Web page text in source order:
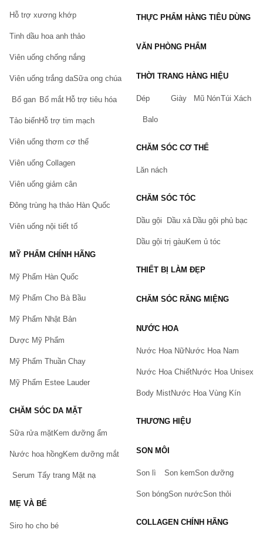
Bạn gặp vấn đề về sản phẩm hay mua hàng?
Hãy báo lỗi cho chúng tôi. Hoặc gọi cho chúng tôi qua số
Hỗ trợ xương khớp
Tinh dầu hoa anh thảo
Viên uống chống nắng
Viên uống trắng daSữa ong chúa
Bổ gan Bổ mắt Hỗ trợ tiêu hóa
Tảo biểnHỗ trợ tim mạch
Viên uống thơm cơ thể
Viên uống Collagen
Viên uống giảm cân
Đông trùng hạ thảo Hàn Quốc
Viên uống nội tiết tố
MỸ PHẨM CHÍNH HÃNG
Mỹ Phẩm Hàn Quốc
Mỹ Phẩm Cho Bà Bầu
Mỹ Phẩm Nhật Bản
Dược Mỹ Phẩm
Mỹ Phẩm Thuần Chay
Mỹ Phẩm Estee Lauder
CHĂM SÓC DA MẶT
Sữa rửa mặtKem dưỡng ẩm
Nước hoa hồngKem dưỡng mắt
Serum Tẩy trang Mặt nạ
MẸ VÀ BÉ
Siro ho cho bé
THỰC PHẨM HÀNG TIÊU DÙNG
VĂN PHÒNG PHẨM
THỜI TRANG HÀNG HIỆU
Dép Giày Mũ NónTúi Xách
Balo
CHĂM SÓC CƠ THỂ
Lăn nách
CHĂM SÓC TÓC
Dầu gội Dầu xả Dầu gội phủ bạc
Dầu gội trị gàuKem ủ tóc
THIẾT BỊ LÀM ĐẸP
CHĂM SÓC RĂNG MIỆNG
NƯỚC HOA
Nước Hoa NữNước Hoa Nam
Nước Hoa ChiếtNước Hoa Unisex
Body MistNước Hoa Vùng Kín
THƯƠNG HIỆU
SON MÔI
Son lì Son kemSon dưỡng
Son bóngSon nướcSon thỏi
COLLAGEN CHÍNH HÃNG